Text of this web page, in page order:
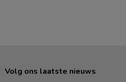
Volg ons laatste nieuws